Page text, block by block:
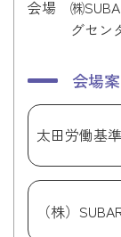
会場
㈱
グセン
会場
太田労働基
（株）